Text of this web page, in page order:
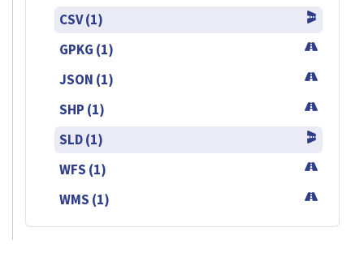
CSV (1)
GPKG (1)
JSON (1)
SHP (1)
SLD (1)
WFS (1)
WMS (1)